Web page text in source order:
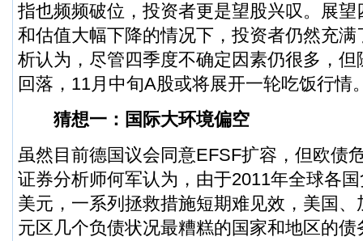
指也频频破位，投资者更是望股兴叹。展
和估值大幅下降的情况下，投资者仍然充
析认为，尽管四季度不确定因素仍很多，
回落，11月中旬A股或将展开一轮吃饭行情
猜想一：国际大环境偏空
虽然目前德国议会同意EFSF扩容，但欧债
证券分析师何军认为，由于2011年全球各
美元，一系列拯救措施短期难见效，美国
元区几个负债状况最糟糕的国家和地区的